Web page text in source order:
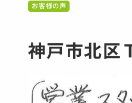
お客様の声
神戸市北区